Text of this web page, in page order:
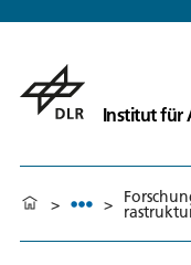
Institut für
> >